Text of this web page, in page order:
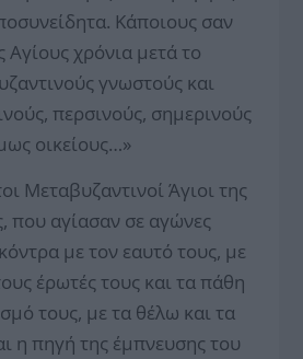
Κάποιους σαν
Αγίους χρόνια μετά το
γνωστούς και
περσινούς, σημερινούς
οικείους…»
Μεταβυζαντινοί Άγιοι της
που αγίασαν σε αγώνες
με τον εαυτό τους, με
έρωτές τους και τα πάθη
τους, με τα θέλω και τα
η πηγή της έμπνευσης του